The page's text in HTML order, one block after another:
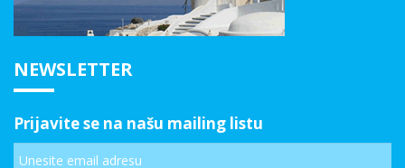
NEWSLETTER
Prijavite se na našu mailing listu